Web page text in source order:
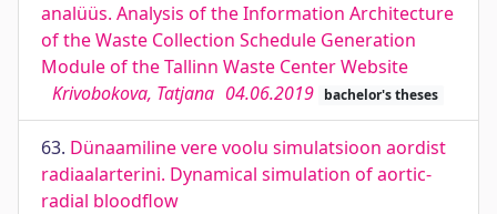
analüüs. Analysis of the Information Architecture
of the Waste Collection Schedule Generation
Module of the Tallinn Waste Center Website
Krivobokova, Tatjana 04.06.2019 bachelor's theses
63. Dünaamiline vere voolu simulatsioon aordist
radiaalarterini. Dynamical simulation of aortic-
radial bloodflow